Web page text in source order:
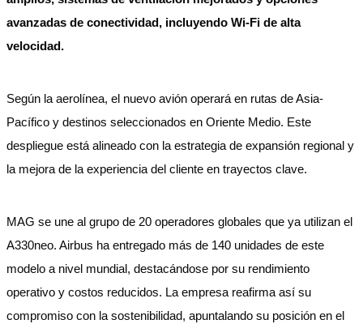
avanzadas de conectividad, incluyendo Wi-Fi de alta
velocidad.
Según la aerolínea, el nuevo avión operará en rutas de Asia-
Pacífico y destinos seleccionados en Oriente Medio. Este
despliegue está alineado con la estrategia de expansión regional y
la mejora de la experiencia del cliente en trayectos clave.
MAG se une al grupo de 20 operadores globales que ya utilizan el
A330neo. Airbus ha entregado más de 140 unidades de este
modelo a nivel mundial, destacándose por su rendimiento
operativo y costos reducidos. La empresa reafirma así su
compromiso con la sostenibilidad, apuntalando su posición en el